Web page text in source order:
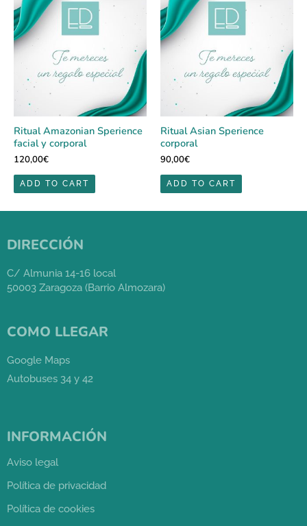
Ritual Amazonian Sperience
facial y corporal
120,00€
ADD TO CART
Ritual Asian Sperience
corporal
90,00€
ADD TO CART
DIRECCIÓN
C/ Almunia 14-16 local
50003 Zaragoza (Barrio Almozara)
COMO LLEGAR
Google Maps
Autobuses 34 y 42
INFORMACIÓN
Aviso legal
Política de privacidad
Política de cookies